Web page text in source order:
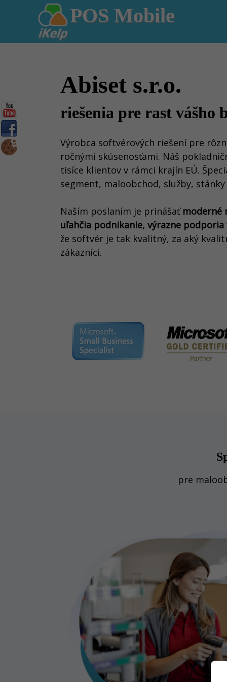
POS Mobile
Abiset s.r.o.
riešenia pre rast vášho
Výrobca softvérových riešení pre
ročnými skúsenosťami. Náš
tisíce klientov v rámci krajín EÚ.
segment, maloobchod, služby,
Naším poslaním je prinášaťmoderné
uľahčia podnikanie, výrazne
že softvér je tak kvalitný, za aký
zákazníci.
pre